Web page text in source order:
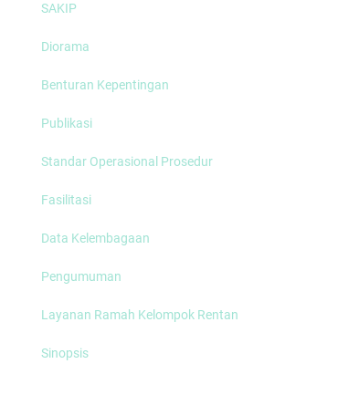
TANAM PAKSA
SAKIP
Diorama
Benturan Kepentingan
Publikasi
Standar Operasional Prosedur
Fasilitasi
Data Kelembagaan
Pengumuman
Layanan Ramah Kelompok Rentan
Sinopsis